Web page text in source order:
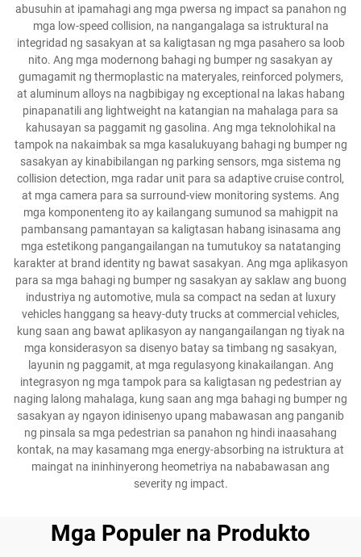
abusuhin at ipamahagi ang mga pwersa ng impact sa panahon ng
mga low-speed collision, na nangangalaga sa istruktural na
integridad ng sasakyan at sa kaligtasan ng mga pasahero sa loob
nito. Ang mga modernong bahagi ng bumper ng sasakyan ay
gumagamit ng thermoplastic na materyales, reinforced polymers,
at aluminum alloys na nagbibigay ng exceptional na lakas habang
pinapanatili ang lightweight na katangian na mahalaga para sa
kahusayan sa paggamit ng gasolina. Ang mga teknolohikal na
tampok na nakaimbak sa mga kasalukuyang bahagi ng bumper ng
sasakyan ay kinabibilangan ng parking sensors, mga sistema ng
collision detection, mga radar unit para sa adaptive cruise control,
at mga camera para sa surround-view monitoring systems. Ang
mga komponenteng ito ay kailangang sumunod sa mahigpit na
pambansang pamantayan sa kaligtasan habang isinasama ang
mga estetikong pangangailangan na tumutukoy sa natatanging
karakter at brand identity ng bawat sasakyan. Ang mga aplikasyon
para sa mga bahagi ng bumper ng sasakyan ay saklaw ang buong
industriya ng automotive, mula sa compact na sedan at luxury
vehicles hanggang sa heavy-duty trucks at commercial vehicles,
kung saan ang bawat aplikasyon ay nangangailangan ng tiyak na
mga konsiderasyon sa disenyo batay sa timbang ng sasakyan,
layunin ng paggamit, at mga regulasyong kinakailangan. Ang
integrasyon ng mga tampok para sa kaligtasan ng pedestrian ay
naging lalong mahalaga, kung saan ang mga bahagi ng bumper ng
sasakyan ay ngayon idinisenyo upang mabawasan ang panganib
ng pinsala sa mga pedestrian sa panahon ng hindi inaasahang
kontak, na may kasamang mga energy-absorbing na istruktura at
maingat na ininhinyerong heometriya na nababawasan ang
severity ng impact.
Mga Populer na Produkto